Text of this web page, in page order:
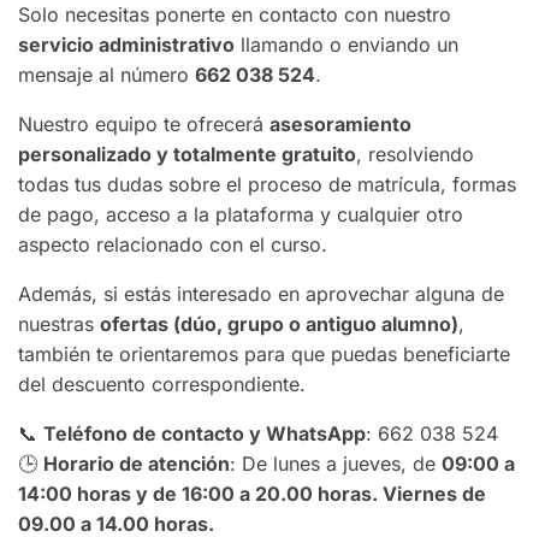
Solo necesitas ponerte en contacto con nuestro
servicio administrativo llamando o enviando un
mensaje al número 662 038 524.
Nuestro equipo te ofrecerá asesoramiento
personalizado y totalmente gratuito, resolviendo
todas tus dudas sobre el proceso de matrícula, formas
de pago, acceso a la plataforma y cualquier otro
aspecto relacionado con el curso.
Además, si estás interesado en aprovechar alguna de
nuestras ofertas (dúo, grupo o antiguo alumno),
también te orientaremos para que puedas beneficiarte
del descuento correspondiente.
📞 Teléfono de contacto y WhatsApp: 662 038 524
🕒 Horario de atención: De lunes a jueves, de 09:00 a
14:00 horas y de 16:00 a 20.00 horas. Viernes de
09.00 a 14.00 horas.